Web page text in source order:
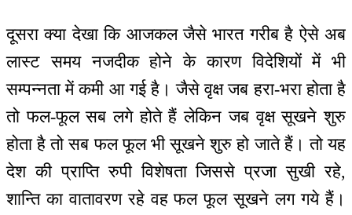
दूसरा क्या देखा कि आजकल जैसे भारत गरीब है ऐसे अब
लास्ट समय नजदीक होने के कारण विदेशियों में भी
सम्पन्नता में कमी आ गई है। जैसे वृक्ष जब हरा-भरा होता है
तो फल-फूल सब लगे होते हैं लेकिन जब वृक्ष सूखने शुरु
होता है तो सब फल फूल भी सूखने शुरु हो जाते हैं। तो यह
देश की प्राप्ति रुपी विशेषता जिससे प्रजा सुखी रहे,
शान्ति का वातावरण रहे वह फल फूल सूखने लग गये हैं।